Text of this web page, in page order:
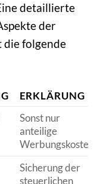
detaillierte
der
die folgende
ERKLÄRUNG
Sonst nur
anteilige
Werbungskosten
Sicherung der
steuerlichen